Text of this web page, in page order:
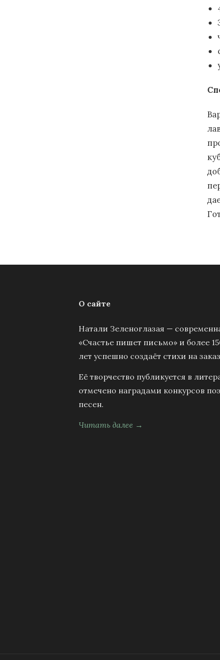
О сайте
Натали Зеленоглазая —
«Счастье пишет письмо» и более
лет успешно создаёт стихи на
Её творчество публикуется в
отмечено наградами конкурсов
песен.
Читать далее →